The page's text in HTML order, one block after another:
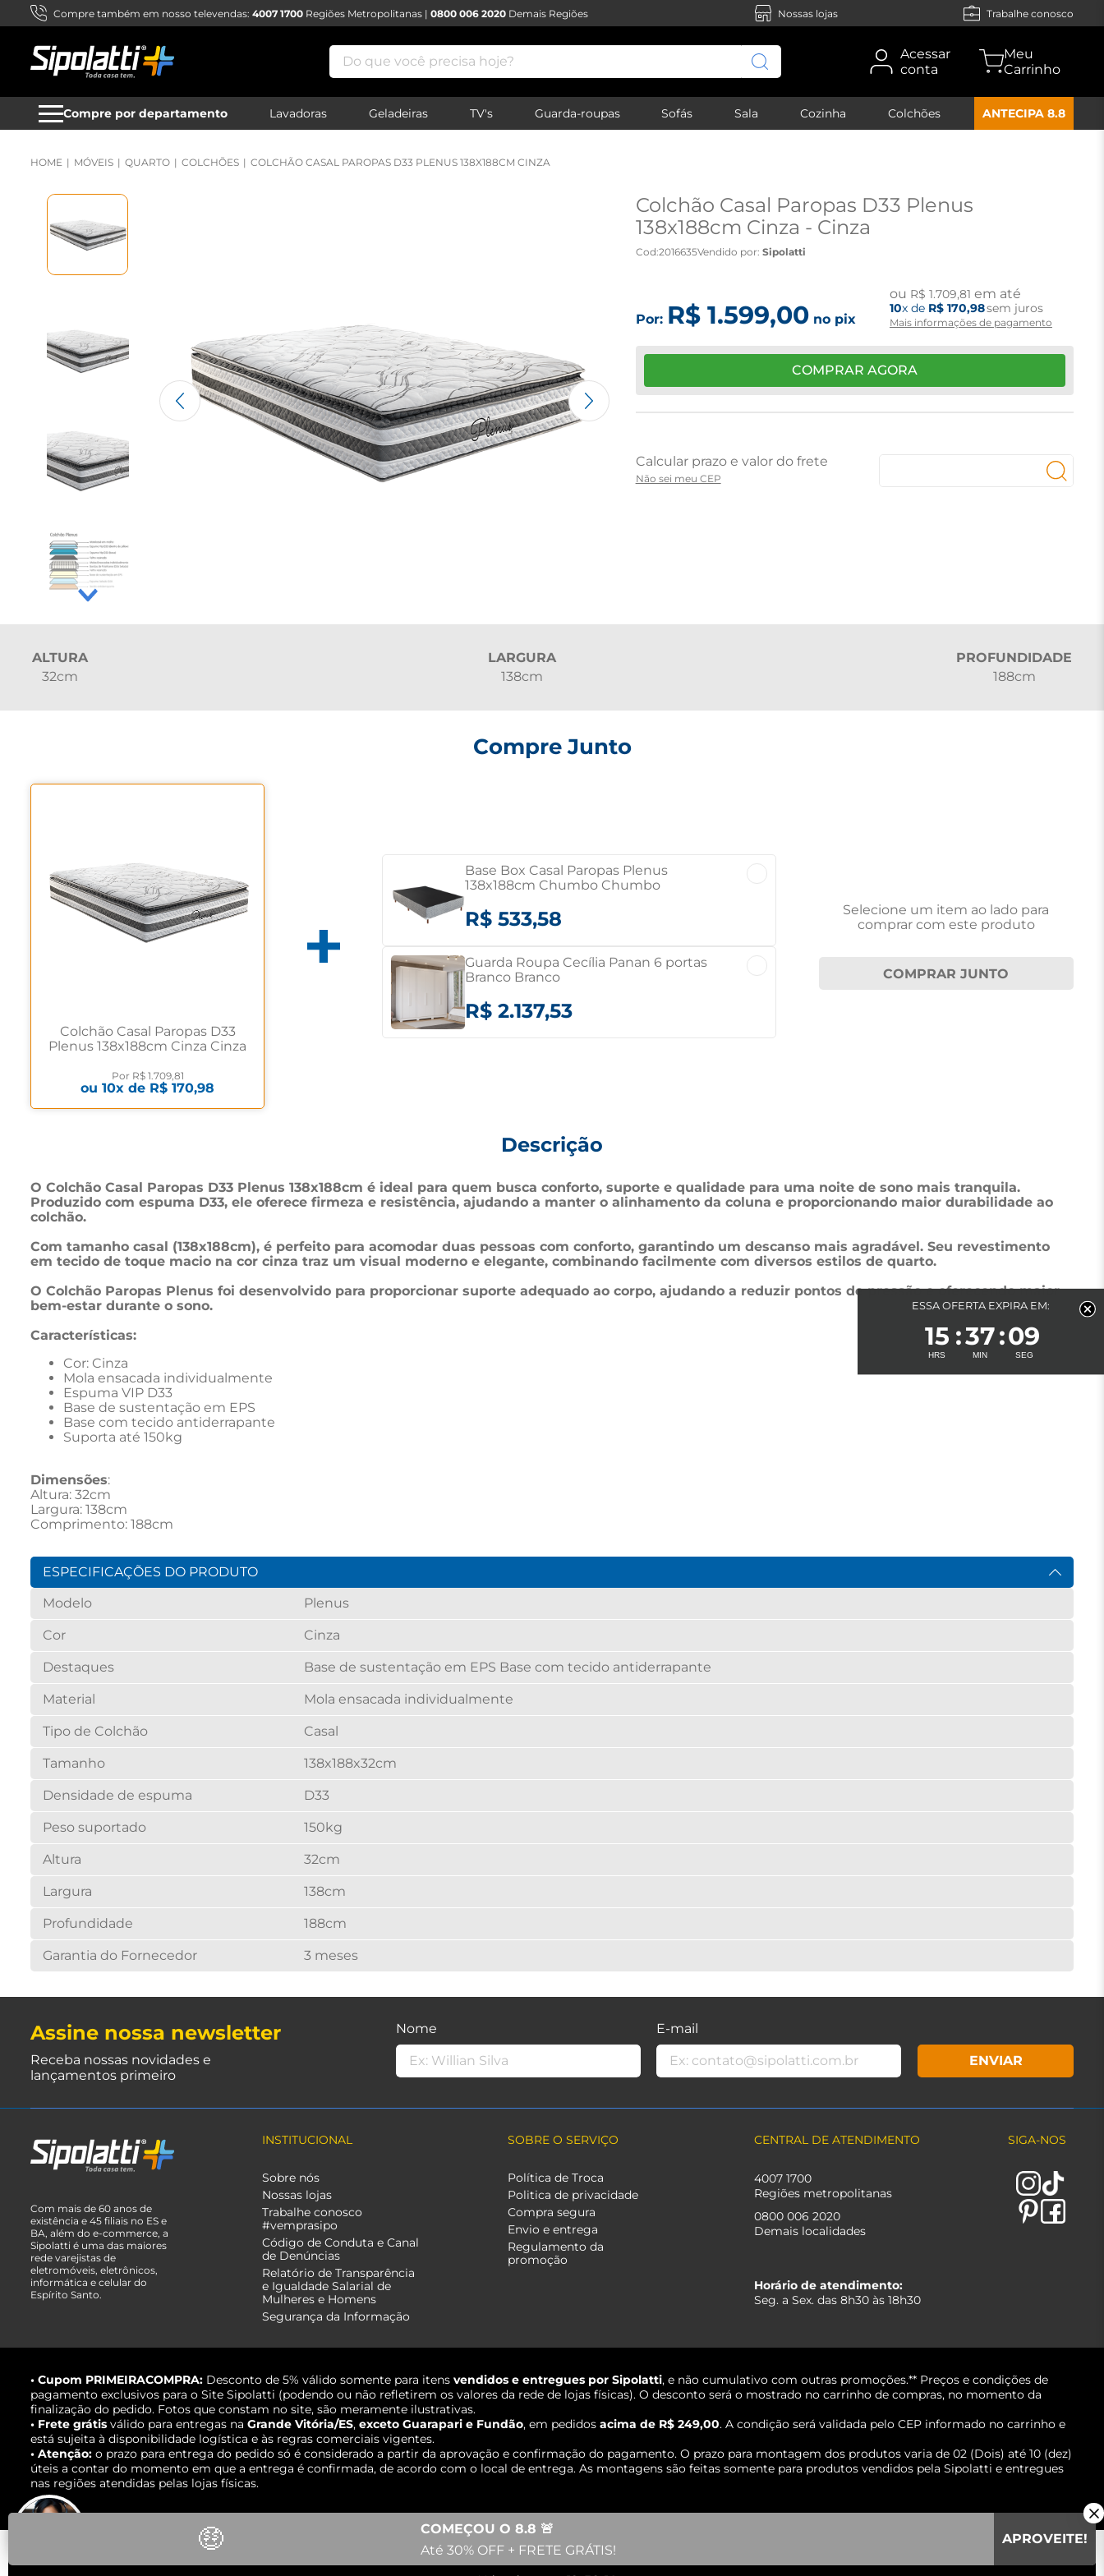
Compre também em nosso televendas: 4007 1700 Regiões Metropolitanas | 0800 006 2020 Demais Regiões Nossas lojas Trabalhe conosco
Do que você precisa hoje?
Acessar
conta
Compre por departamento Lavadoras Geladeiras TV's Guarda-roupas Sofás Sala Cozinha Colchões ANTECIPA 8.8
MÓVEIS QUARTO COLCHÕES COLCHÃO CASAL PAROPAS D33 PLENUS 138X188CM CINZA
Colchão Casal Paropas D33 Plenus
138x188cm Cinza - Cinza
Cod:2016635Vendido por: Sipolatti
Por: R$ 1.599,00no pix
ou R$ 1.709,81 em até
10x de R$ 170,98sem juros
Mais informações de pagamento
COMPRAR AGORA
Não sei meu CEP
ALTURA
32cm
LARGURA
138cm
PROFUNDIDADE
188cm
Compre Junto
Colchão Casal Paropas D33
Plenus 138x188cm Cinza Cinza
Por R$ 1.709,81
ou 10x de R$ 170,98
Base Box Casal Paropas Plenus
138x188cm Chumbo Chumbo
R$ 533,58
Guarda Roupa Cecília Panan 6 portas
Branco Branco
R$ 2.137,53
Selecione um item ao lado para
comprar com este produto
COMPRAR JUNTO
Descrição
O Colchão Casal Paropas D33 Plenus 138x188cm é ideal para quem busca conforto, suporte e qualidade para uma noite de sono mais tranquila.
Produzido com espuma D33, ele oferece firmeza e resistência, ajudando a manter o alinhamento da coluna e proporcionando maior durabilidade ao
colchão.
Com tamanho casal (138x188cm), é perfeito para acomodar duas pessoas com conforto, garantindo um descanso mais agradável. Seu revestimento
em tecido de toque macio na cor cinza traz um visual moderno e elegante, combinando facilmente com diversos estilos de quarto.
O Colchão Paropas Plenus foi desenvolvido para proporcionar suporte adequado ao corpo, ajudando a reduzir pontos de pressão e oferecendo maior
bem-estar durante o sono.
Características:
Cor: Cinza
Mola ensacada individualmente
Espuma VIP D33
Base de sustentação em EPS
Base com tecido antiderrapante
Suporta até 150kg
Dimensões:
Altura: 32cm
Largura: 138cm
Comprimento: 188cm
ESPECIFICAÇÕES DO PRODUTO
Modelo
Plenus
Cor Cinza
Destaques Base de sustentação em EPS Base com tecido antiderrapante
Material Mola ensacada individualmente
Tipo de Colchão Casal
Tamanho 138x188x32cm
Densidade de espuma D33
Peso suportado 150kg
Altura 32cm
Largura 138cm
Profundidade 188cm
Garantia do Fornecedor 3 meses
Assine nossa newsletter
Receba nossas novidades e
lançamentos primeiro
Nome E-mail
ENVIAR
Com mais de 60 anos de
existência e 45 filiais no ES e
BA, além do e-commerce, a
Sipolatti é uma das maiores
rede varejistas de
eletromóveis, eletrônicos,
informática e celular do
Espírito Santo.
INSTITUCIONAL
Sobre nós
Nossas lojas
Trabalhe conosco
#vemprasipo
Código de Conduta e Canal
de Denúncias
Relatório de Transparência
e Igualdade Salarial de
Mulheres e Homens
Segurança da Informação
SOBRE O SERVIÇO
Política de Troca
Politica de privacidade
Compra segura
Envio e entrega
Regulamento da
promoção
CENTRAL DE ATENDIMENTO
4007 1700
Regiões metropolitanas
0800 006 2020
Demais localidades
Horário de atendimento:
Seg. a Sex. das 8h30 às 18h30
SIGA-NOS
• Cupom PRIMEIRACOMPRA: Desconto de 5% válido somente para itens vendidos e entregues por Sipolatti, e não cumulativo com outras promoções.** Preços e condições de
pagamento exclusivos para o Site Sipolatti (podendo ou não refletirem os valores da rede de lojas físicas). O desconto será o mostrado no carrinho de compras, no momento da
finalização do pedido. Fotos que constam no site, são meramente ilustrativas.
• Frete grátis válido para entregas na Grande Vitória/ES, exceto Guarapari e Fundão, em pedidos acima de R$ 249,00. A condição será validada pelo CEP informado no carrinho e
está sujeita à disponibilidade logística e às regras comerciais vigentes.
• Atenção: o prazo para entrega do pedido só é considerado a partir da aprovação e confirmação do pagamento. O prazo para montagem dos produtos varia de 02 (Dois) até 10 (dez)
úteis a contar do momento em que a entrega é confirmada, de acordo com o local de entrega. As montagens são feitas somente para produtos vendidos pela Sipolatti e entregues
nas regiões atendidas pelas lojas físicas.
🤑
COMEÇOU O 8.8 🚨
Até 30% OFF + FRETE GRÁTIS!
APROVEITE!
ESSA OFERTA EXPIRA EM:
15 37 07